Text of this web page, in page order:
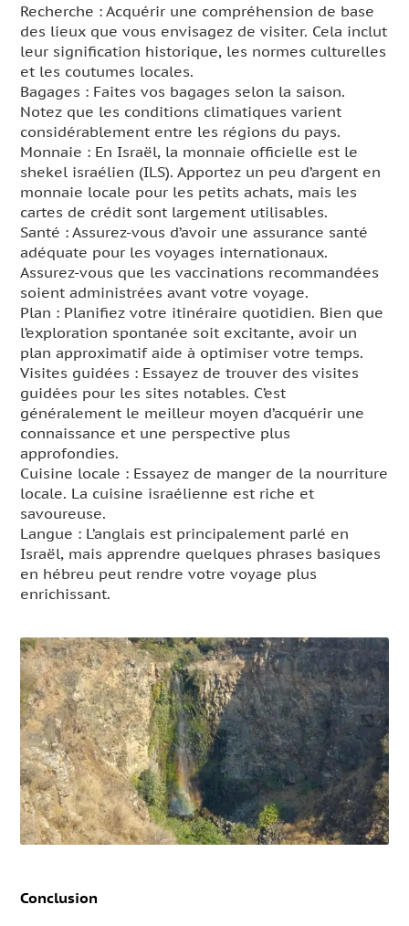
Recherche : Acquérir une compréhension de base
des lieux que vous envisagez de visiter. Cela inclut
leur signification historique, les normes culturelles
et les coutumes locales.
Bagages : Faites vos bagages selon la saison.
Notez que les conditions climatiques varient
considérablement entre les régions du pays.
Monnaie : En Israël, la monnaie officielle est le
shekel israélien (ILS). Apportez un peu d’argent en
monnaie locale pour les petits achats, mais les
cartes de crédit sont largement utilisables.
Santé : Assurez-vous d’avoir une assurance santé
adéquate pour les voyages internationaux.
Assurez-vous que les vaccinations recommandées
soient administrées avant votre voyage.
Plan : Planifiez votre itinéraire quotidien. Bien que
l’exploration spontanée soit excitante, avoir un
plan approximatif aide à optimiser votre temps.
Visites guidées : Essayez de trouver des visites
guidées pour les sites notables. C’est
généralement le meilleur moyen d’acquérir une
connaissance et une perspective plus
approfondies.
Cuisine locale : Essayez de manger de la nourriture
locale. La cuisine israélienne est riche et
savoureuse.
Langue : L’anglais est principalement parlé en
Israël, mais apprendre quelques phrases basiques
en hébreu peut rendre votre voyage plus
enrichissant.
Conclusion